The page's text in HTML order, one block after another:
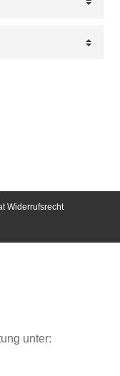
Widerrufsrecht
unter: